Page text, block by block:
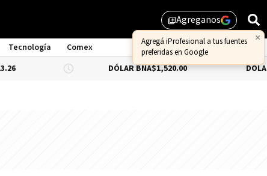
library_addAgreganos
×
Agregá iProfesional a tus fuentes
preferidas en Google
Tecnología
Comex
DÓLAR BNA$1,520.00 DÓLAR BLUE-